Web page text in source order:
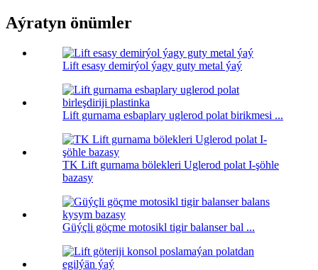
Aýratyn önümler
Lift esasy demirýol ýagy guty metal ýaý
Lift gurnama esbaplary uglerod polat birikmesi ...
TK Lift gurnama bölekleri Uglerod polat I-şöhle
bazasy
Güýçli göçme motosikl tigir balanser bal ...